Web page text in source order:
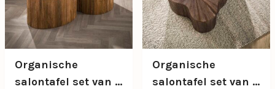
Organische
salontafel set van 2
Organische
salontafel set van 2